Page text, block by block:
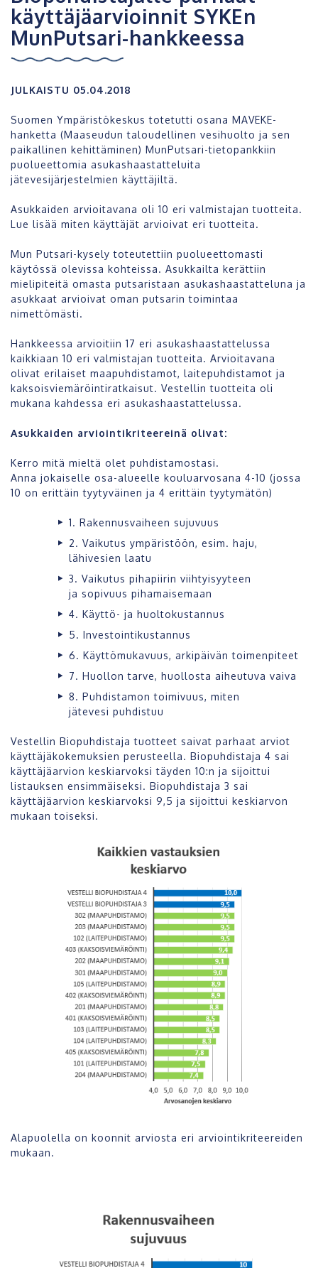
käyttäjäarvioinnit SYKEn
MunPutsari-hankkeessa
JULKAISTU 05.04.2018
Suomen Ympäristökeskus totetutti osana MAVEKE-
hanketta (Maaseudun taloudellinen vesihuolto ja sen
paikallinen kehittäminen) MunPutsari-tietopankkiin
puolueettomia asukashaastatteluita
jätevesijärjestelmien käyttäjiltä.
Asukkaiden arvioitavana oli 10 eri valmistajan tuotteita.
Lue lisää miten käyttäjät arvioivat eri tuotteita.
Mun Putsari-kysely toteutettiin puolueettomasti
käytössä olevissa kohteissa. Asukkailta kerättiin
mielipiteitä omasta putsaristaan asukashaastatteluna ja
asukkaat arvioivat oman putsarin toimintaa
nimettömästi.
Hankkeessa arvioitiin 17 eri asukashaastattelussa
kaikkiaan 10 eri valmistajan tuotteita. Arvioitavana
olivat erilaiset maapuhdistamot, laitepuhdistamot ja
kaksoisviemäröintiratkaisut. Vestellin tuotteita oli
mukana kahdessa eri asukashaastattelussa.
Asukkaiden arviointikriteereinä olivat:
Kerro mitä mieltä olet puhdistamostasi.
Anna jokaiselle osa-alueelle kouluarvosana 4-10 (jossa
10 on erittäin tyytyväinen ja 4 erittäin tyytymätön)
1. Rakennusvaiheen sujuvuus
2. Vaikutus ympäristöön, esim. haju,
lähivesien laatu
3. Vaikutus pihapiirin viihtyisyyteen
ja sopivuus pihamaisemaan
4. Käyttö- ja huoltokustannus
5. Investointikustannus
6. Käyttömukavuus, arkipäivän toimenpiteet
7. Huollon tarve, huollosta aiheutuva vaiva
8. Puhdistamon toimivuus, miten
jätevesi puhdistuu
Vestellin Biopuhdistaja tuotteet saivat parhaat arviot
käyttäjäkokemuksien perusteella. Biopuhdistaja 4 sai
käyttäjäarvion keskiarvoksi täyden 10:n ja sijoittui
listauksen ensimmäiseksi. Biopuhdistaja 3 sai
käyttäjäarvion keskiarvoksi 9,5 ja sijoittui keskiarvon
mukaan toiseksi.
Alapuolella on koonnit arviosta eri arviointikriteereiden
mukaan.